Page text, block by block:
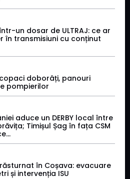
un dosar de ULTRAJ: ce ar
în transmisiuni cu conținut
doborâți, panouri
pompierilor
aduce un DERBY local între
Timișul Șag în fața CSM
în Coșava: evacuare
și intervenția ISU